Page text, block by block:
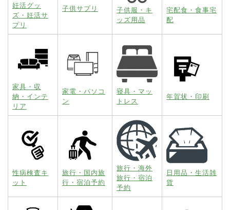
妊活グッ
ズ・妊活サ
プリ
子供サプリ
子供服・キ
ッズ用品
宅配食・食事宅
配
家具・収
納・インテ
リア
家電・パソコ
ン
寝具・マッ
トレス
年賀状・印刷
性病検査キ
ット
旅行・国内旅
行・宿泊予約
旅行・海外
旅行・宿泊
予約
日用品・生活雑
貨